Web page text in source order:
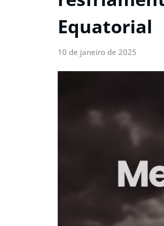
Equatorial
10 de janeiro de 2025